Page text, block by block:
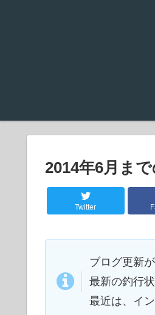
2014年6月ま
Twitter
ブログ更新
最新の釣行
最近は、イ